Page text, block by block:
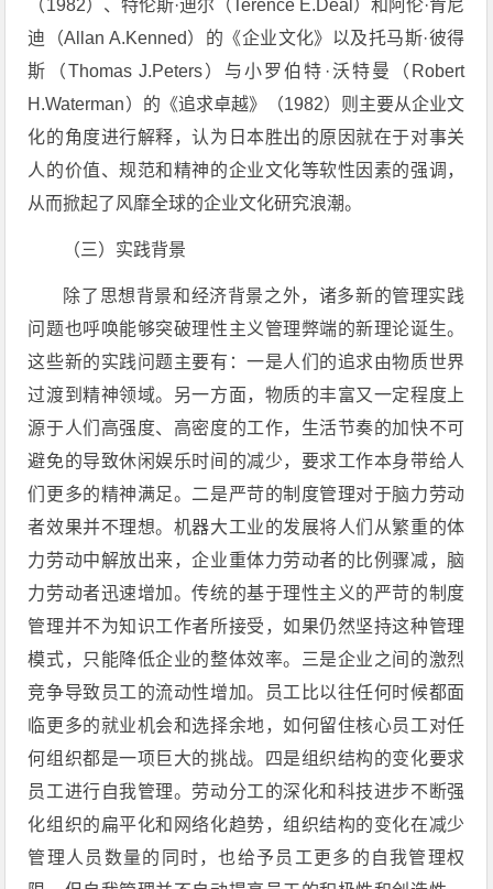
（1982）、特伦斯·迪尔（Terence E.Deal）和阿伦·肯尼
迪（Allan A.Kenned）的《企业文化》以及托马斯·彼得
斯（Thomas J.Peters）与小罗伯特·沃特曼（Robert
H.Waterman）的《追求卓越》（1982）则主要从企业文
化的角度进行解释，认为日本胜出的原因就在于对事关
人的价值、规范和精神的企业文化等软性因素的强调，
从而掀起了风靡全球的企业文化研究浪潮。
（三）实践背景
除了思想背景和经济背景之外，诸多新的管理实践
问题也呼唤能够突破理性主义管理弊端的新理论诞生。
这些新的实践问题主要有：一是人们的追求由物质世界
过渡到精神领域。另一方面，物质的丰富又一定程度上
源于人们高强度、高密度的工作，生活节奏的加快不可
避免的导致休闲娱乐时间的减少，要求工作本身带给人
们更多的精神满足。二是严苛的制度管理对于脑力劳动
者效果并不理想。机器大工业的发展将人们从繁重的体
力劳动中解放出来，企业重体力劳动者的比例骤减，脑
力劳动者迅速增加。传统的基于理性主义的严苛的制度
管理并不为知识工作者所接受，如果仍然坚持这种管理
模式，只能降低企业的整体效率。三是企业之间的激烈
竞争导致员工的流动性增加。员工比以往任何时候都面
临更多的就业机会和选择余地，如何留住核心员工对任
何组织都是一项巨大的挑战。四是组织结构的变化要求
员工进行自我管理。劳动分工的深化和科技进步不断强
化组织的扁平化和网络化趋势，组织结构的变化在减少
管理人员数量的同时，也给予员工更多的自我管理权